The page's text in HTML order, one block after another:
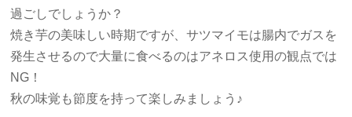
過ごしでしょうか？
焼き芋の美味しい時期ですが、サツマイモは腸内でガスを
発生させるので大量に食べるのはアネロス使用の観点では
NG！
秋の味覚も節度を持って楽しみましょう♪